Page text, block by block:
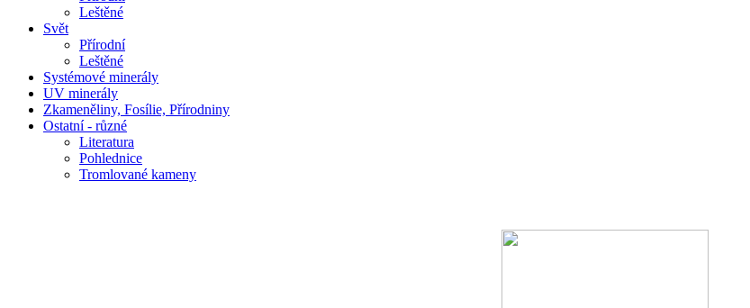
Leštěné
Svět
Přírodní
Leštěné
Systémové minerály
UV minerály
Zkameněliny, Fosílie, Přírodniny
Ostatní - různé
Literatura
Pohlednice
Tromlované kameny